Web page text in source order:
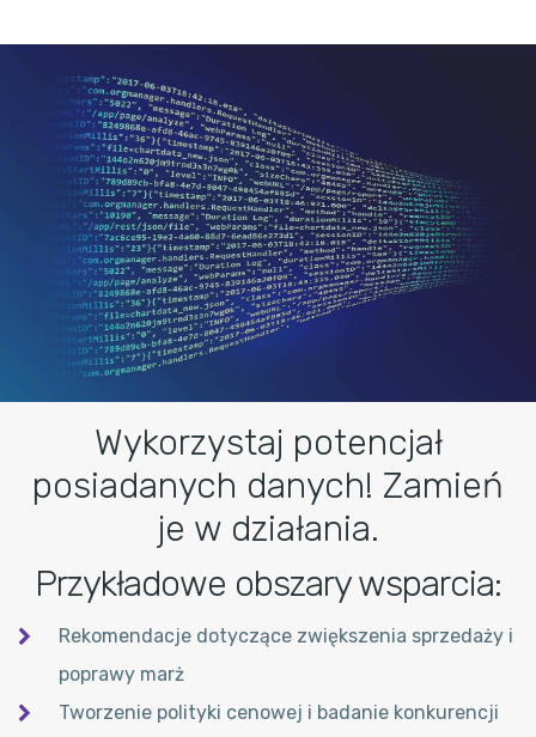
Wykorzystaj potencjał
posiadanych danych! Zamień
je w działania.
Przykładowe obszary wsparcia:
Rekomendacje dotyczące zwiększenia sprzedaży i
poprawy marż
Tworzenie polityki cenowej i badanie konkurencji